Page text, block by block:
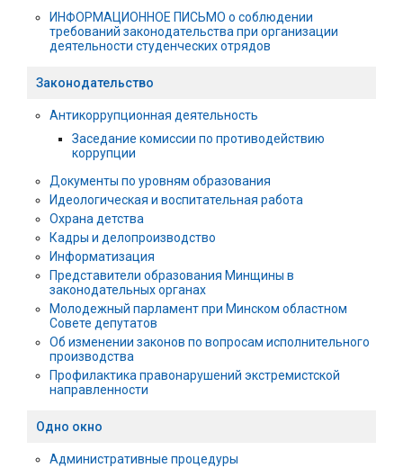
ИНФОРМАЦИОННОЕ ПИСЬМО о соблюдении
требований законодательства при организации
деятельности студенческих отрядов
Законодательство
Антикоррупционная деятельность
Заседание комиссии по противодействию
коррупции
Документы по уровням образования
Идеологическая и воспитательная работа
Охрана детства
Кадры и делопроизводство
Информатизация
Представители образования Минщины в
законодательных органах
Молодежный парламент при Минском областном
Совете депутатов
Об изменении законов по вопросам исполнительного
производства
Профилактика правонарушений экстремистской
направленности
Одно окно
Административные процедуры